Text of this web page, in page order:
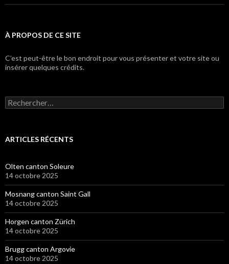
À PROPOS DE CE SITE
C’est peut-être le bon endroit pour vous présenter et votre site ou
insérer quelques crédits.
Rechercher :
ARTICLES RÉCENTS
Olten canton Soleure
14 octobre 2025
Mosnang canton Saint Gall
14 octobre 2025
Horgen canton Zürich
14 octobre 2025
Brugg canton Argovie
14 octobre 2025